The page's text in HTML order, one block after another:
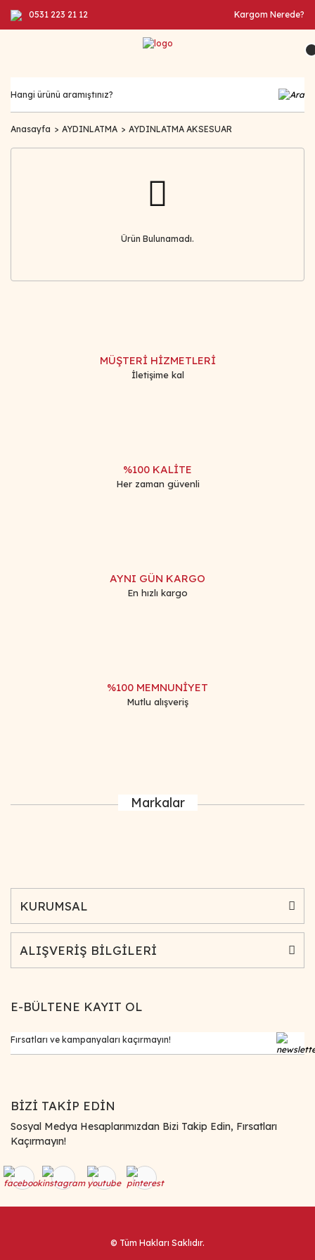
0531 223 21 12 Kargom Nerede?
Anasayfa AYDINLATMA AYDINLATMA AKSESUAR
Ürün Bulunamadı.
MÜŞTERİ HİZMETLERİ
İletişime kal
%100 KALİTE
Her zaman güvenli
AYNI GÜN KARGO
En hızlı kargo
%100 MEMNUNİYET
Mutlu alışveriş
Markalar
KURUMSAL
ALIŞVERİŞ BİLGİLERİ
E-BÜLTENE KAYIT OL
BİZİ TAKİP EDİN
Sosyal Medya Hesaplarımızdan Bizi Takip Edin, Fırsatları
Kaçırmayın!
© Tüm Hakları Saklıdır.